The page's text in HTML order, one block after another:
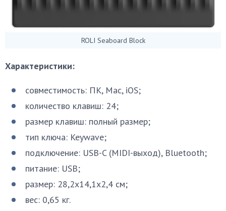
ROLI Seaboard Block
Характеристики:
совместимость: ПК, Mac, iOS;
количество клавиш: 24;
размер клавиш: полный размер;
тип ключа: Keywave;
подключение: USB-C (MIDI-выход), Bluetooth;
питание: USB;
размер: 28,2х14,1х2,4 см;
вес: 0,65 кг.